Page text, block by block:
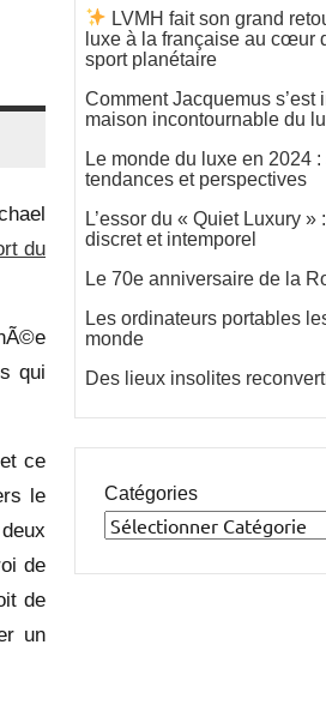
du
qui
ce
le
de
de
un
LVMH fait son grand
luxe à la française au cœur
sport planétaire
Comment Jacquemus s’est
maison incontournable du
Le monde du luxe en 2024
tendances et perspectives
L’essor du « Quiet Luxury
discret et intemporel
Le 70e anniversaire de la
Les ordinateurs portables
monde
Des lieux insolites
Catégories